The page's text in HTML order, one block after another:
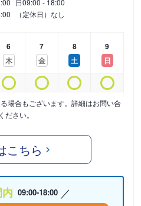
日09:00 - 18:00
（定休日）なし
6
木
7
金
8
土
9
日
場合もございます。詳細はお問い合
ださい。
こちら
09:00-18:00